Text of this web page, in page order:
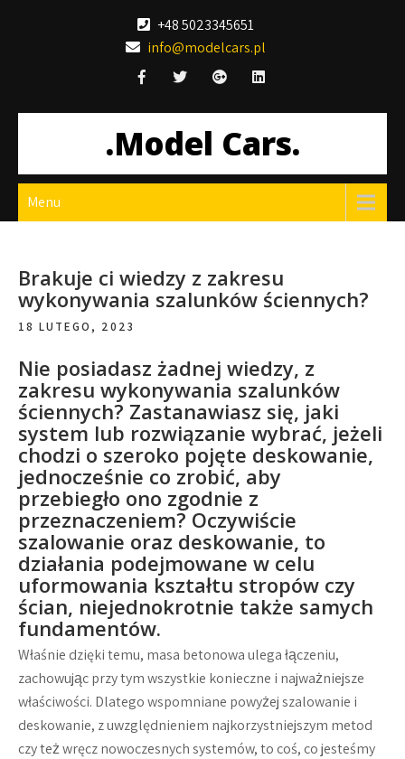
+48 5023345651
info@modelcars.pl
.Model Cars.
Menu
Brakuje ci wiedzy z zakresu
wykonywania szalunków ściennych?
18 LUTEGO, 2023
Nie posiadasz żadnej wiedzy, z
zakresu wykonywania szalunków
ściennych? Zastanawiasz się, jaki
system lub rozwiązanie wybrać, jeżeli
chodzi o szeroko pojęte deskowanie,
jednocześnie co zrobić, aby
przebiegło ono zgodnie z
przeznaczeniem? Oczywiście
szalowanie oraz deskowanie, to
działania podejmowane w celu
uformowania kształtu stropów czy
ścian, niejednokrotnie także samych
fundamentów.
Właśnie dzięki temu, masa betonowa ulega łączeniu,
zachowując przy tym wszystkie konieczne i najważniejsze
właściwości. Dlatego wspomniane powyżej szalowanie i
deskowanie, z uwzględnieniem najkorzystniejszym metod
czy też wręcz nowoczesnych systemów, to coś, co jesteśmy